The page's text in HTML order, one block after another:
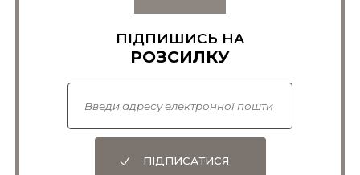
ПІДПИШИСЬ НА
РОЗСИЛКУ
ПІДПИСАТИСЯ